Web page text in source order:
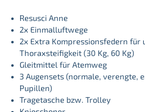
Resusci Anne
2x Einmalluftwege
2x Extra Kompressionsfedern für
Thoraxsteifigkeit (30 Kg, 60 Kg)
Gleitmittel für Atemweg
3 Augensets (normale, verengte,
Pupillen)
Tragetasche bzw. Trolley